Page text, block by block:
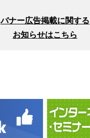
バナー広告掲載に関する
お知らせはこちら